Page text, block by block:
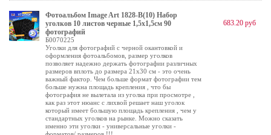
Фотоальбом Image Art 1828-В(10) Набор
уголков 10 листов черные 1,5х1,5см 90
фотографий
Б0070225
Уголки для фотографий с черной окантовкой и
оформления фотоальбомов, размер уголков
позволяет надежно держать фотографии различных
размеров вплоть до размера 21х30 см - это очень
важный фактор. Чем больше формат фотографии тем
больше нужна площадь крепления , что бы
фотография не вылетала из уголка при просмотре ,
как раз этот нюанс с лихвой решает наш уголок
который имеет большую площадь крепления , чем у
стандартных уголков на рынке. Можно сказать
именно эти уголки - универсальные уголки -
683.20 руб